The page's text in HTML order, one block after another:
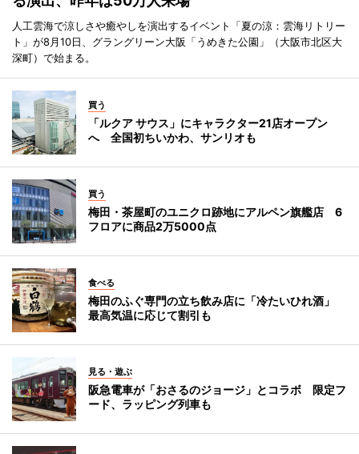
人工雲海で涼しさや癒やしを演出するイベント「夏の涼：雲海リトリー
ト」が8月10日、グラングリーン大阪「うめきた公園」（大阪市北区大
深町）で始まる。
買う
「ルクア サウス」にキャラクター21店オープン
へ 全国初ちいかわ、サンリオも
買う
梅田・茶屋町のユニクロ跡地にアルペン旗艦店 6
フロアに商品2万5000点
食べる
梅田のふぐ専門の立ち飲み店に「冷たいひれ酒」
最高気温に応じて割引も
見る・遊ぶ
阪急電車が「おさるのジョージ」とコラボ 限定フ
ード、ラッピング列車も